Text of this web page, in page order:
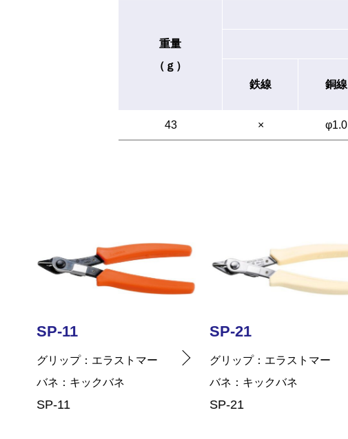
重量
（ｇ）
鉄線 銅線
43 × φ1.0
SP-21
グリップ
エラストマー
バネ
キックバネ
SP-21
SP-41
グリップ
エラストマー
バネ
プラスチックバネ
SP-41